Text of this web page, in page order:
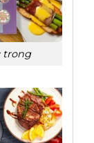
trong